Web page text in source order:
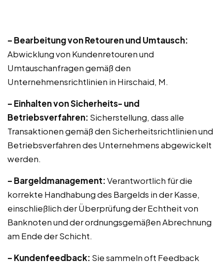
– Bearbeitung von Retouren und Umtausch:
Abwicklung von Kundenretouren und
Umtauschanfragen gemäß den
Unternehmensrichtlinien in Hirschaid, M.
– Einhalten von Sicherheits- und
Betriebsverfahren: Sicherstellung, dass alle
Transaktionen gemäß den Sicherheitsrichtlinien und
Betriebsverfahren des Unternehmens abgewickelt
werden.
– Bargeldmanagement:Verantwortlich für die
korrekte Handhabung des Bargelds in der Kasse,
einschließlich der Überprüfung der Echtheit von
Banknoten und der ordnungsgemäßen Abrechnung
am Ende der Schicht.
– Kundenfeedback: Sie sammeln oft Feedback